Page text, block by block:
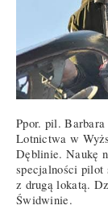
Ppor. pil.
Lotnictwa w
Dęblinie. Naukę
specjalności pilot
z drugą lokatą.
Świdwinie.